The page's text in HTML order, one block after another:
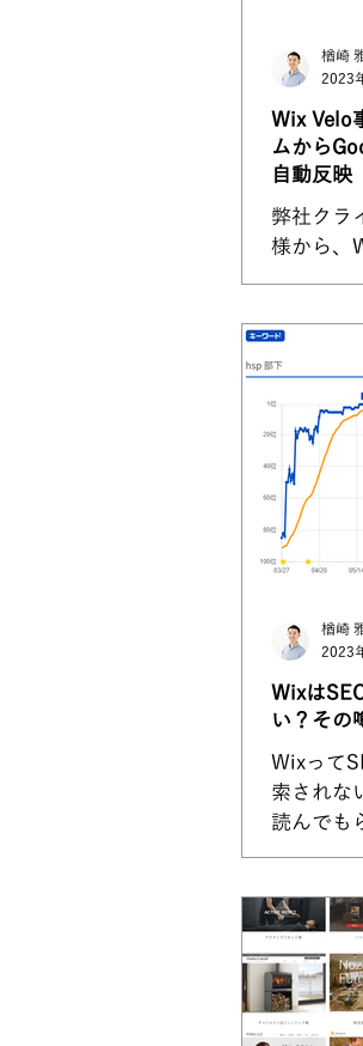
Wix Velo
ムから
自動反映
弊社クラ
様から、
に、問い
お客様へ
ョン機能
でも業務
楢崎
2023
Wixは
い？その
Wixって
索されな
読んでも
楢崎
2023